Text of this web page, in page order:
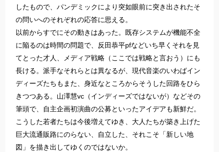
したもので、パンデミックにより突如眼前に突き出されたそ
の問いへのそれぞれの応答に思える。
以前からすでにその動きはあった。既存システムが機能不全
に陥るのは時間の問題で、反田恭平pfなどいち早くそれを見
てとった才人、メディア戦略（ここでは戦略と言おう）にも
長ける。派手なそれらとは異なるが、現代音楽のいわばイン
ディーズたちもまた、身近なところからそうした回路をひら
きつつある。山澤慧vc（インディーズではないが）などその
筆頭で、自主企画初演曲の公募といったアイデアも新鮮だ。
こうした若者たちは今後増えてゆき、大人たちが築き上げた
巨大流通販路にのらない、自立した、それこそ「新しい地
図」を描き出してゆくのではないか。